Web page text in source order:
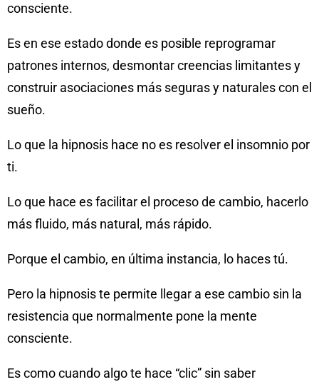
consciente.
Es en ese estado donde es posible reprogramar
patrones internos, desmontar creencias limitantes y
construir asociaciones más seguras y naturales con el
sueño.
Lo que la hipnosis hace no es resolver el insomnio por
ti.
Lo que hace es facilitar el proceso de cambio, hacerlo
más fluido, más natural, más rápido.
Porque el cambio, en última instancia, lo haces tú.
Pero la hipnosis te permite llegar a ese cambio sin la
resistencia que normalmente pone la mente
consciente.
Es como cuando algo te hace “clic” sin saber